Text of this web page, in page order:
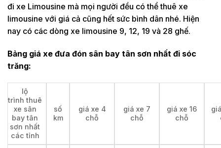
đi xe Limousine mà mọi người đều có thể thuê xe
limousine với giá cả cũng hết sức bình dân nhé. Hiện
nay có các dòng xe limousine 9, 12, 19 và 28 ghế.
Bảng giá xe đưa đón sân bay tân sơn nhất đi sóc
trăng:
lộ
trình thuê
xe sân
bay tân
sơn nhất
các tỉnh
số
km
giá xe 4
chỗ
giá xe 7
chỗ
giá xe 16
chỗ